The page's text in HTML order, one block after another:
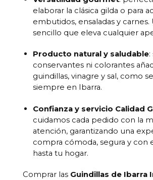
elaborar la clásica gilda o para
embutidos, ensaladas y
sencillo que eleva cualquier
Producto natural y saludable:
conservantes ni colorantes
guindillas, vinagre y sal, como
siempre en Ibarra.
Confianza y servicio Calidad
cuidamos cada pedido con la
atención, garantizando una
compra cómoda, segura y con
hasta tu hogar.
Comprar las Guindillas de Ibarra